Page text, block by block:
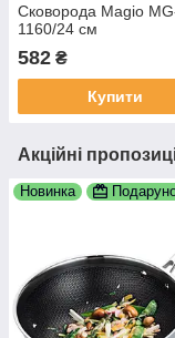
Сковорода Magio
1160/24 см
582 ₴
Купити
Акційні
Новинка